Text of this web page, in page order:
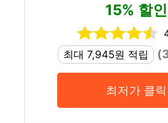
15% 할인
최대 7,945원 적립
최저가 클릭